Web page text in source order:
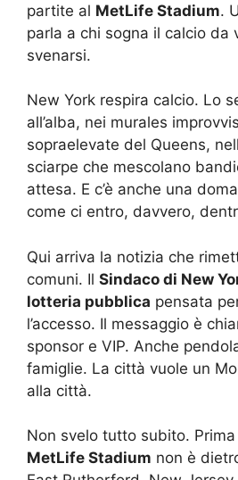
partite al MetLife Stadium.
parla a chi sogna il calcio da
svenarsi.
New York respira calcio. Lo
all’alba, nei murales
sopraelevate del Queens,
sciarpe che mescolano
attesa. E c’è anche una
come ci entro, davvero,
Qui arriva la notizia che
comuni. Il Sindaco di New
lotteria pubblica pensata
l’accesso. Il messaggio è
sponsor e VIP. Anche
famiglie. La città vuole un
alla città.
Non svelo tutto subito.
MetLife Stadium non è